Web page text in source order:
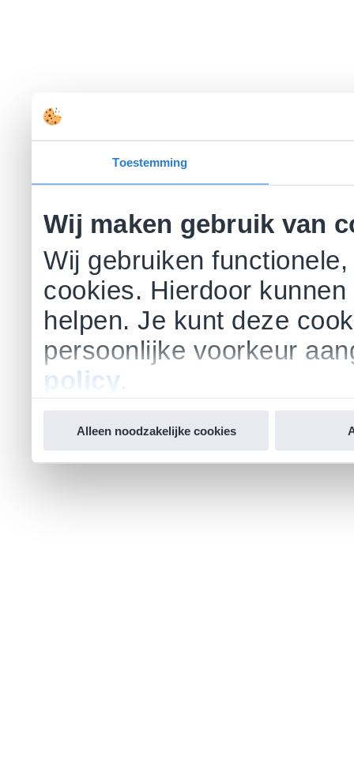
Toestemming
Wij maken gebruik van
Wij gebruiken
cookies. Hierdoor
helpen. Je kunt deze
persoonlijke voorkeur
policy
Alleen noodzakelijke cookies